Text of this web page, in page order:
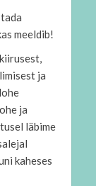
meeldib!
ja
ja
läbime
kaheses